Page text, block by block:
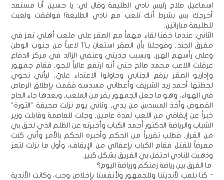
اسماعيل صلاح رئيس نادي الطليعة وقال لي: يا حسين أنا مستعد
أخرجك بس بشرط أنك تلعب مع نادي الطليعة! فوافقت ولعبت
للطليعة مباراتين.
الثاني: عندما خضنا لقاء مهماً مع الصقر على ملعب أهلي تعز في
مفرق الجند, وفوجئنا بأن الصقر استعان بـ11 لاعباً من جنوب الوطن
وعلى رأسهم الهرر, وبسبب جديتي وعنفي الزائد في مركز الدفاع
عرقلت اللاعب محمد صالح حتى أنه ارتفع عالياً للجو, فقام جمهور
وإداريو الصقر برفع الجنابي وحاولوا الاعتداء عليّ, ليأتي نحوي
لحظتها أحمد زيد الشريف وأعطاني مسدسه فقمت بإطلاق الرصاص
في الهواء، وهو ما جعل الجمهور يفر من الملعب, وبعدها جاء الحاج
القصوص وأخذ المسدس من يدي, وثاني يوم نزلت صحيفة "الثورة"
خبراً عن إيقافي من اللعب لمدة عامين, وجئت للعاصمة وقابلت وزير
الشباب والرياضة الدكتور أحمد الكباب وأخبرته عن الظلم الذي لحق بي
من القرار, فطلب تقريراً من الحكم وأخبره الحكم بالأمر وأني كنت
معرضاً للقتل فقام الكباب بإعفائي من الإيقاف، وأول ما نزلت لتعز
وذهبت للنادي احتفل بي الفريق بشكل كبير.
ما الفرق بين رياضة زمنكم ورياضة اليوم؟
- كنا نلعب لأنديتنا وللجمهور ولأنفسنا بإخلاص وحب، وكانت الأندية